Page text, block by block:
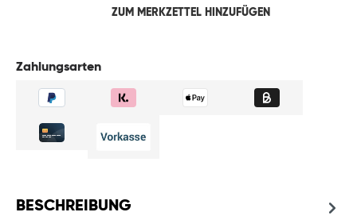
ZUM MERKZETTEL HINZUFÜGEN
Zahlungsarten
BESCHREIBUNG